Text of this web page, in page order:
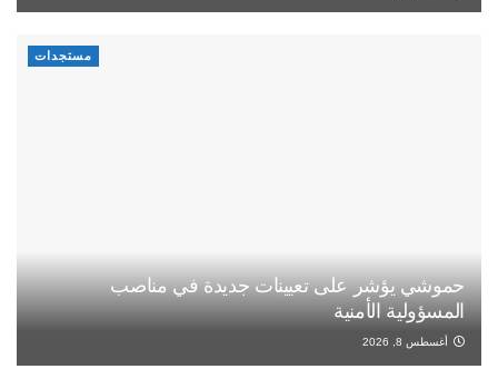
مستجدات
حموشي يؤشر على تعيينات جديدة في مناصب
المسؤولية الأمنية
أغسطس 8, 2026